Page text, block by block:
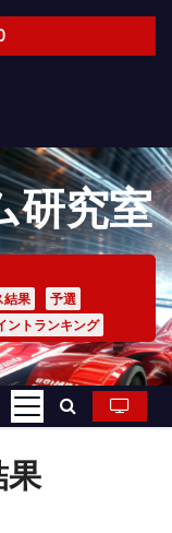
研究室
結果
予選
ントランキング